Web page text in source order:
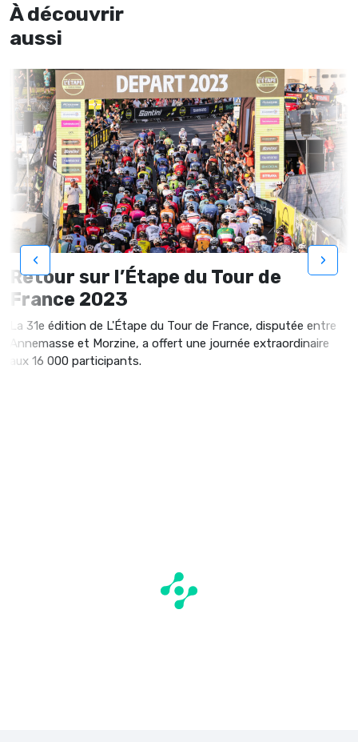
À découvrir
aussi
Retour sur l’Étape du Tour de
France 2023
La 31e édition de L'Étape du Tour de France, disputée entre
Annemasse et Morzine, a offert une journée extraordinaire
aux 16 000 participants.
‹ ›